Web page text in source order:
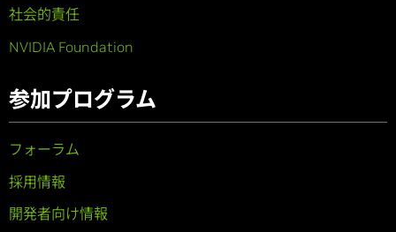
社会的責任
NVIDIA Foundation
参加プログラム
フォーラム
採用情報
開発者向け情報